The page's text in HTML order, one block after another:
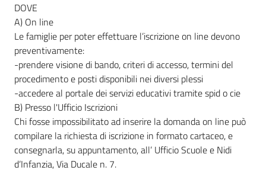
DOVE
A) On line
Le famiglie per poter effettuare l’iscrizione on line devono
preventivamente:
-prendere visione di bando, criteri di accesso, termini del
procedimento e posti disponibili nei diversi plessi
-accedere al portale dei servizi educativi tramite spid o cie
B) Presso l'Ufficio Iscrizioni
Chi fosse impossibilitato ad inserire la domanda on line può
compilare la richiesta di iscrizione in formato cartaceo, e
consegnarla, su appuntamento, all’ Ufficio Scuole e Nidi
d’Infanzia, Via Ducale n. 7.